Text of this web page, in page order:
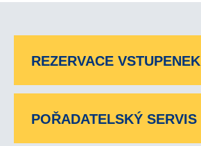
REZERVACE VSTUPENEK
POŘADATELSKÝ SERVIS